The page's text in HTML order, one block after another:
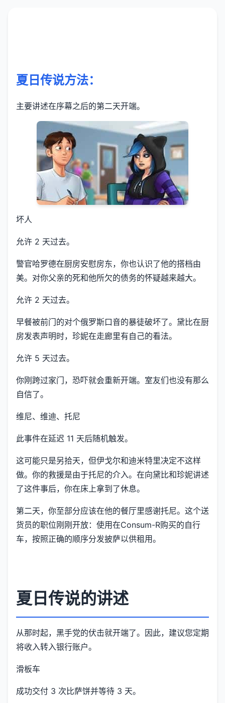
夏日传说方法：
主要讲述在序幕之后的第二天开端。
坏人
允许 2 天过去。
警官哈罗德在厨房安慰房东，你也认识了他的搭档由
美。对你父亲的死和他所欠的债务的怀疑越来越大。
允许 2 天过去。
早餐被前门的对个俄罗斯口音的暴徒破坏了。黛比在厨
房发表声明时，珍妮在走廊里有自己的看法。
允许 5 天过去。
你刚跨过家门，恐吓就会重新开端。室友们也没有那么
自信了。
维尼、维迪、托尼
此事件在延迟 11 天后随机触发。
这可能只是另拾天，但伊戈尔和迪米特里决定不这样
做。你的救援是由于托尼的介入。在向黛比和珍妮讲述
了这件事后，你在床上拿到了休息。
第二天，你至部分应该在他的餐厅里感谢托尼。这个送
货员的职位刚刚开放：使用在Consum-R购买的自行
车，按照正确的顺序分发披萨以供租用。
夏日传说的讲述
从那时起，黑手党的伏击就开端了。因此，建议您定期
将收入转入银行账户。
滑板车
成功交付 3 次比萨饼并等待 3 天。